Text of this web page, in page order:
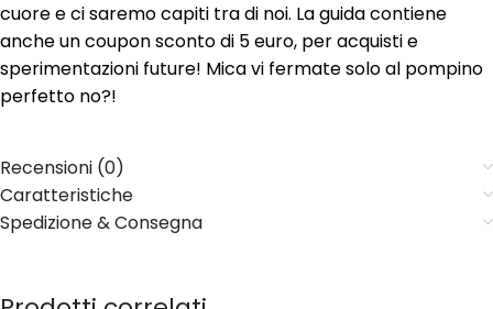
cuore e ci saremo capiti tra di noi. La guida contiene
anche un coupon sconto di 5 euro, per acquisti e
sperimentazioni future! Mica vi fermate solo al pompino
perfetto no?!
Recensioni (0)
Caratteristiche
Spedizione & Consegna